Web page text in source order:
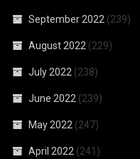
September 2022 (239)
August 2022 (229)
July 2022 (238)
June 2022 (239)
May 2022 (247)
April 2022 (241)